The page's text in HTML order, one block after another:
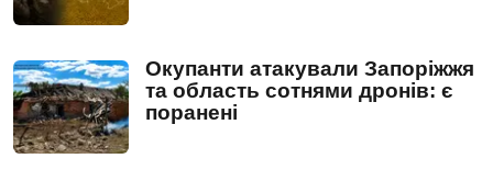
Окупанти атакували Запоріжжя
та область сотнями дронів: є
поранені